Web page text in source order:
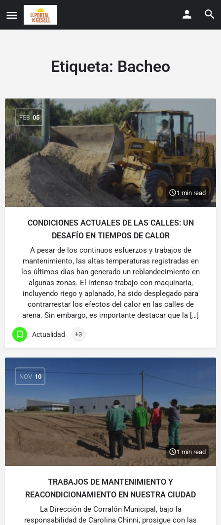
Etiqueta: Bacheo
FEB 05
1 min read
CONDICIONES ACTUALES DE LAS CALLES: UN
DESAFÍO EN TIEMPOS DE CALOR
A pesar de los continuos esfuerzos y trabajos de
mantenimiento, las altas temperaturas registradas en
los últimos días han generado un reblandecimiento en
algunas zonas. El intenso trabajo con maquinaria,
incluyendo riego y aplanado, ha sido desplegado para
contrarrestar los efectos del calor en las calles de
arena. Sin embargo, es importante destacar que la […]
Actualidad +3
NOV 10
1 min read
TRABAJOS DE MANTENIMIENTO Y
REACONDICIONAMIENTO EN NUESTRA CIUDAD
La Dirección de Corralón Municipal, bajo la
responsabilidad de Carolina Chinni, prosigue con las